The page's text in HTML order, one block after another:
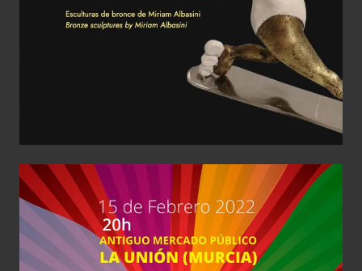
Diseño de Producto escultura